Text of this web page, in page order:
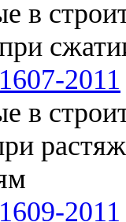
в
2011
в
2011